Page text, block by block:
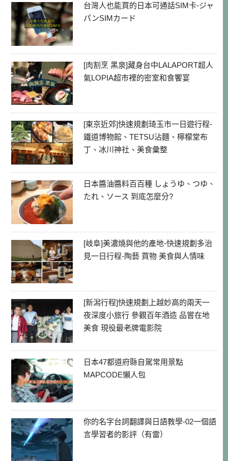
台灣人也能買的日本可通話SIM卡-ジャ
パンSIMカード
[肉割烹 黑泉]藏身台中LALAPORT超人
氣LOPIA超市裡的密室和食饗宴
[東京近郊]快速規劃琦玉市一日遊行程-
鐵道博物館、TETSU沾麵、檸檬堂布
丁、冰川神社、美食彙整
日本醬油醬料百百種 しょうゆ、つゆ、
たれ、ソース 到底怎麼分?
[岐阜]美濃燒與他的產地-快速規劃多治
見一日行程-陶藝 買物 美食與人情味
[新潟行程]快速規劃上越妙高的兩天一
夜深度小旅行 參觀百年酒造 品嘗在地
美食 現役最老牌電影院
日本47都道府縣自駕常用景點
MAPCODE懶人包
你的名字台詞翻譯與日語教學-02一個語
言學習者的影評（有雷）